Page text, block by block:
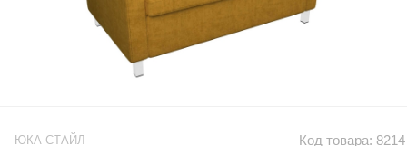
Код товара: 8214
ЮКА-СТАЙЛ